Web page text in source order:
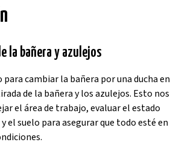
la bañera y azulejos
cambiar la bañera por una ducha en
de la bañera y los azulejos. Esto nos
el área de trabajo, evaluar el estado
el suelo para asegurar que todo esté en